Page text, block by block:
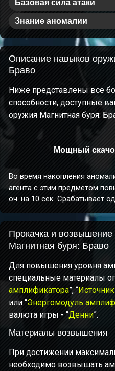
Базовая сила атаки
Знание аномалии
Описание навыков
Браво
Ниже представлены все
способности, доступные
оружия Магнитная буря:
Мощный
Во время накопления
агента с этим предметом
оч. на 10 сек. Срабатывает
Прокачка и
Магнитная буря: Браво
Для повышения уровня
специальные материалы
амплификатора”, “
или “Энергомодуль
валюта игры - “Денни”.
Материалы возвышения
При достижении
необходимо возвышать